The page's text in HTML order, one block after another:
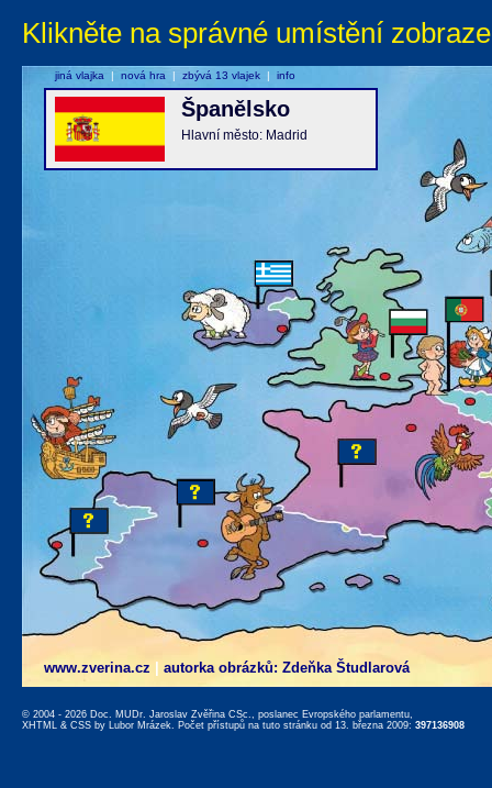
Klikněte na správné umístění
www.zverina.cz autorka obrázků: Zdeňka Študlarová
Španělsko
Hlavní město: Madrid
jiná vlajka | nová hra | zbývá 13 vlajek | info
© 2004 - 2026 Doc. MUDr. Jaroslav Zvěřina CSc., poslanec Evropského parlamentu,
XHTML & CSS by Lubor Mrázek. Počet přístupů na tuto stránku od 13. března 2009: 397136908